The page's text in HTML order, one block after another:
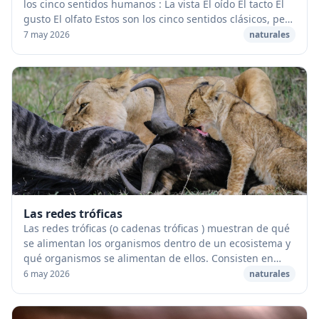
los cinco sentidos humanos : La vista El oído El tacto El
gusto El olfato Estos son los cinco sentidos clásicos, pero
los seres humanos te...
7 may 2026 naturales
Las redes tróficas
Las redes tróficas (o cadenas tróficas ) muestran de qué
se alimentan los organismos dentro de un ecosistema y
qué organismos se alimentan de ellos. Consisten en
cadenas alimentarias interconectadas y...
6 may 2026 naturales